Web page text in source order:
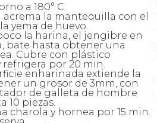
a 180° C.
la mantequilla con el
yema de huevo.
la harina, el jengibre en
bate hasta obtener una
Cubre con plástico
por 20 min.
enharinada extiende la
un grosor de 3mm, con
de galleta de hombre
10 piezas.
charola y hornea por 15 min.